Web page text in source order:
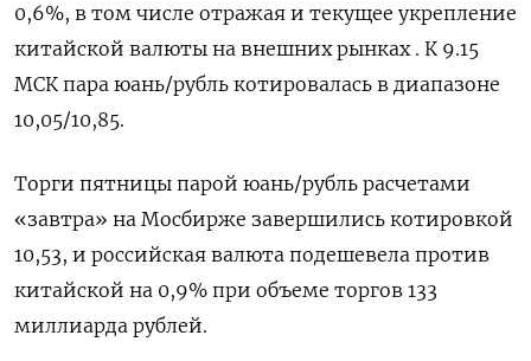
0,6%, в том числе отражая ‌и текущее укрепление
китайской валюты на внешних рынках . К 9.15
МСК пара юань/рубль котировалась в диапазоне
10,05/10,85.
Торги пятницы парой юань/рубль расчетами
«завтра» на Мосбирже ​завершились котировкой
10,53, и российская валюта подешевела против
китайской на 0,9% при объеме торгов 133
миллиарда рублей.